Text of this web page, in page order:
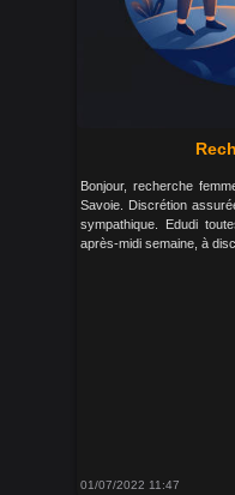
Bonjour, recherche
Savoie. Discrétion
sympathique. Edudi
après-midi semaine, à
01/07/2022 11:47